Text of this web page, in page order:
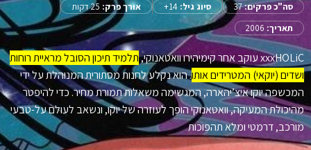
סה"כ פרקים:37 סיוג גיל: 14+ אורך פרק: 25 דקות
תאריך:
xxxHOLiC עוקב אחר קימיהירו וואטאנוקי,
תלמיד תיכון הסובל מראיית רוחות
ושדים (יוקאי) המטרידים אותו. הוא נקלע לחנות מסתורית המנוהלת על ידי
המכשפה יוקו איצ’יהארה, המגשימה משאלות תמורת מחיר. כדי להיפטר
מהיכולת המעיקה, וואטאנוקי הופך לעוזרה של יוקו, ונשאב לעולם על-טבעי
מורכב, דרמטי ומלא תהפוכות